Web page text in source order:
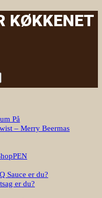
KØKKENET
På
– Merry Beermas
Sauce er du?
er du?